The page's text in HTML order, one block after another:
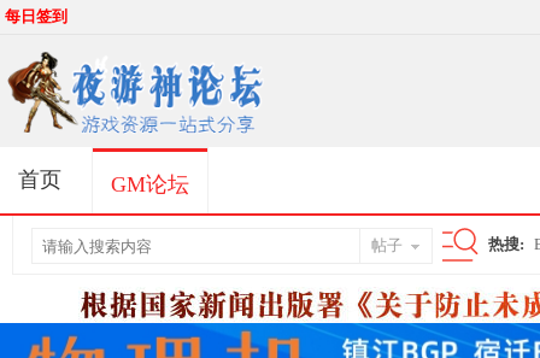
每日签到
首页 GM论坛
帖子 热搜: